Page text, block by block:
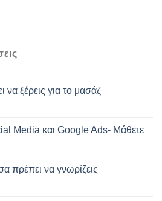
ξέρεις για το μασάζ
Media και Google Ads- Μάθετε
πρέπει να γνωρίζεις